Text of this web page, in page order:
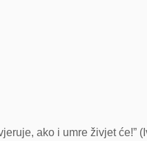
ako i umre živjet će!”